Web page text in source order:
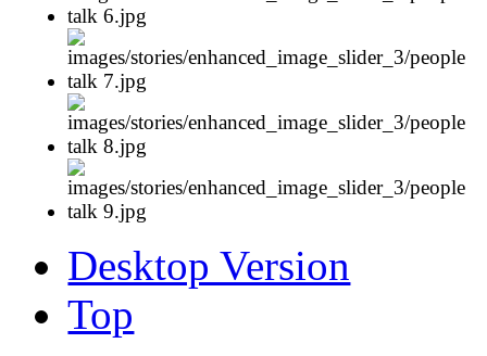
Desktop Version
Top